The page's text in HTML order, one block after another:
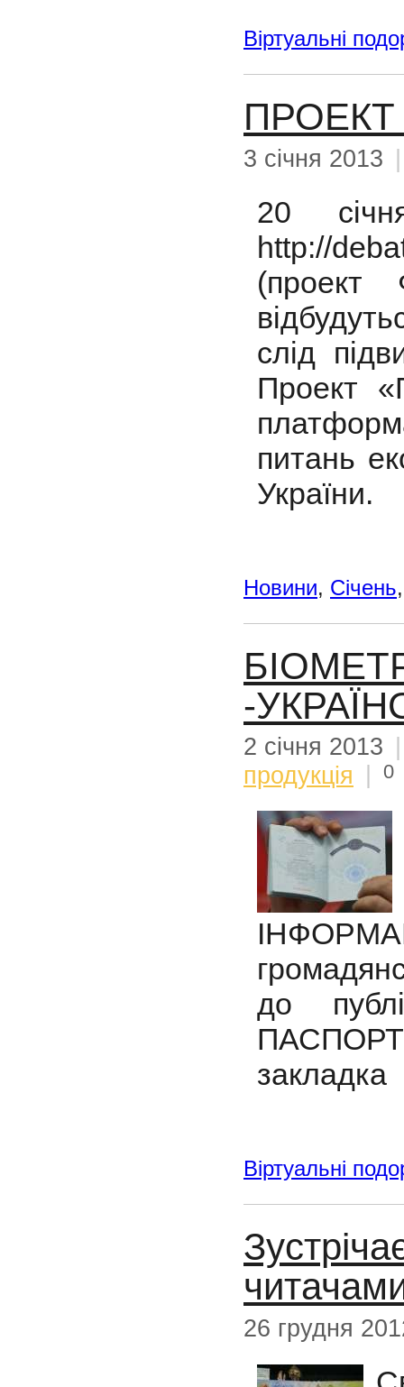
Віртуальні
ПРОЕКТ
3 січня 2013
20
http://
(проект
слід
Проект
питань
України.
Новини, Січень
-
2 січня 2013
продукція
0
до
закладка
Віртуальні
26 грудня